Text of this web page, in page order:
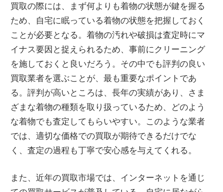
買取の際には、まず何よりも着物の状態が鍵を握る
ため、自宅に眠っている着物の状態を把握しておく
ことが必要となる。着物の汚れや破損は査定時にマ
イナス要因と捉えられるため、事前にクリーニング
を施しておくと良いだろう。その中でも評判の良い
買取業者を選ぶことが、最も重要なポイントであ
る。評判が高いところは、長年の実績があり、さま
ざまな着物の種類を取り扱っているため、どのよう
な着物でも査定してもらいやすい。このような業者
では、適切な価格での買取が期待できるだけでな
く、査定の過程も丁寧で安心感を与えてくれる。
また、近年の買取市場では、インターネットを通じ